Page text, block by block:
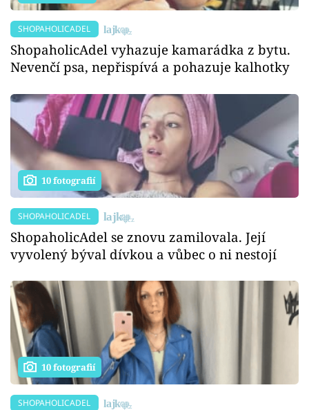
SHOPAHOLICADEL
ShopaholicAdel vyhazuje kamarádka z bytu.
Nevenčí psa, nepřispívá a pohazuje kalhotky
10 fotografií
SHOPAHOLICADEL
ShopaholicAdel se znovu zamilovala. Její
vyvolený býval dívkou a vůbec o ni nestojí
10 fotografií
SHOPAHOLICADEL